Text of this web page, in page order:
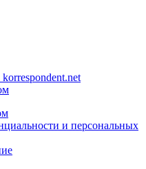
и персональных